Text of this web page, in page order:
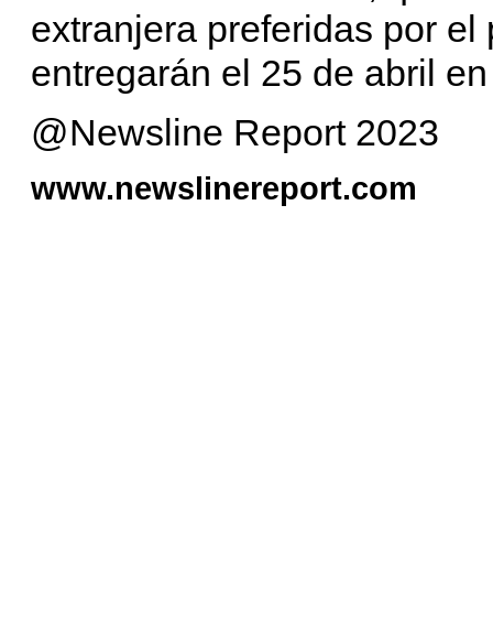
extranjera preferidas por
entregarán el 25 de abril
@Newsline Report 2023
www.newslinereport.com